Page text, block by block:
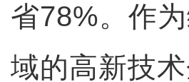
省78%。作
域的高新技